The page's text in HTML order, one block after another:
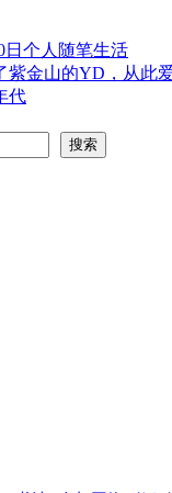
个人随笔生活
紫金山的YD，从此
代
搜索